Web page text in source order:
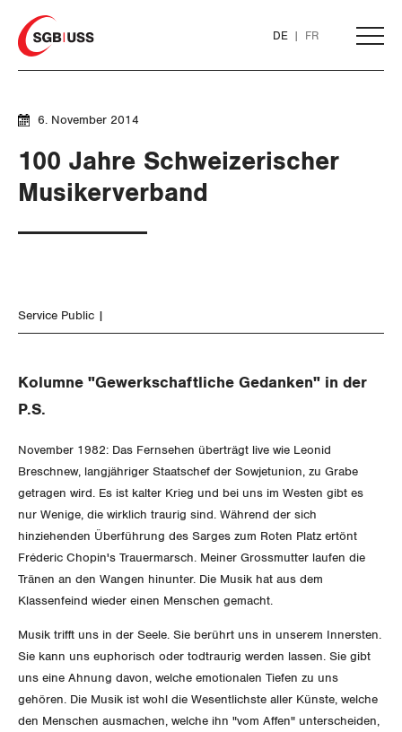
Home
DE FR
THEMEN
Flankierende Massnahmen und
Arbeitsrechte
Arbeitssicherheit und Gesundheitsschutz
WIRTSCHAFT
Finanzen und Steuerpolitik
Aussenwirtschaft
Verteilung
Berufliche Vorsorge
Arbeitslosenversicherung
SERVICE PUBLIC
GLEICHSTELLUNG
6. November 2014
100 Jahre Schweizerischer
Musikerverband
Service Public
Kolumne "Gewerkschaftliche Gedanken" in der
P.S.
November 1982: Das Fernsehen überträgt live wie Leonid
Breschnew, langjähriger Staatschef der Sowjetunion, zu Grabe
getragen wird. Es ist kalter Krieg und bei uns im Westen gibt es
nur Wenige, die wirklich traurig sind. Während der sich
hinziehenden Überführung des Sarges zum Roten Platz ertönt
Fréderic Chopin's Trauermarsch. Meiner Grossmutter laufen die
Tränen an den Wangen hinunter. Die Musik hat aus dem
Klassenfeind wieder einen Menschen gemacht.
Musik trifft uns in der Seele. Sie berührt uns in unserem Innersten.
Sie kann uns euphorisch oder todtraurig werden lassen. Sie gibt
uns eine Ahnung davon, welche emotionalen Tiefen zu uns
gehören. Die Musik ist wohl die Wesentlichste aller Künste, welche
den Menschen ausmachen, welche ihn "vom Affen" unterscheiden,